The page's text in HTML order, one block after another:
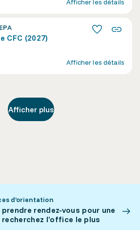
Afficher les détails
CFC (2027)
Afficher les détails
Afficher plus
d’orientation
rendez-vous pour une
l’office le plus